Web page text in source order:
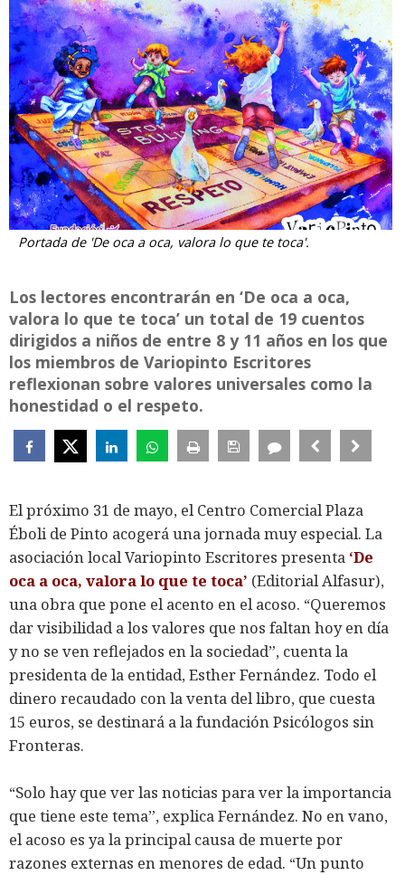
Portada de 'De oca a oca, valora lo que te toca'.
Los lectores encontrarán en ‘De oca a oca,
valora lo que te toca’ un total de 19 cuentos
dirigidos a niños de entre 8 y 11 años en los que
los miembros de Variopinto Escritores
reflexionan sobre valores universales como la
honestidad o el respeto.
El próximo 31 de mayo, el Centro Comercial Plaza
Éboli de Pinto acogerá una jornada muy especial. La
asociación local Variopinto Escritores presenta ‘De
oca a oca, valora lo que te toca’ (Editorial Alfasur),
una obra que pone el acento en el acoso. “Queremos
dar visibilidad a los valores que nos faltan hoy en día
y no se ven reflejados en la sociedad”, cuenta la
presidenta de la entidad, Esther Fernández. Todo el
dinero recaudado con la venta del libro, que cuesta
15 euros, se destinará a la fundación Psicólogos sin
Fronteras.
“Solo hay que ver las noticias para ver la importancia
que tiene este tema”, explica Fernández. No en vano,
el acoso es ya la principal causa de muerte por
razones externas en menores de edad. “Un punto